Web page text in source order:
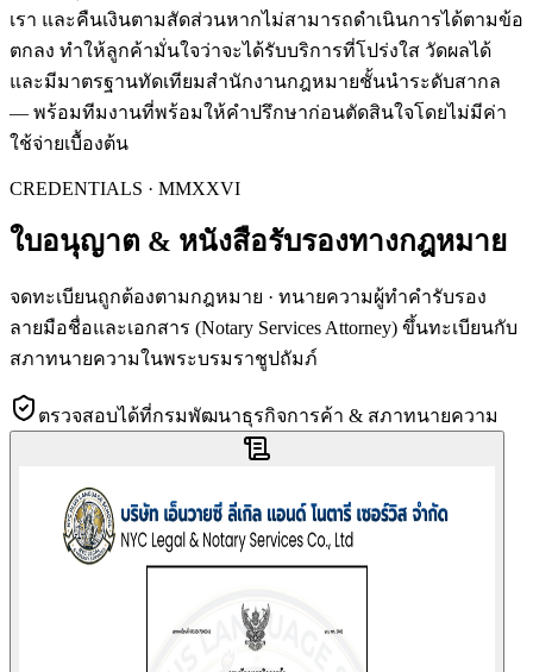
เรา และคืนเงินตามสัดส่วนหากไม่สามารถดำเนินการได้ตามข้อ
ตกลง ทำให้ลูกค้ามั่นใจว่าจะได้รับบริการที่โปร่งใส วัดผลได้
และมีมาตรฐานทัดเทียมสำนักงานกฎหมายชั้นนำระดับสากล
— พร้อมทีมงานที่พร้อมให้คำปรึกษาก่อนตัดสินใจโดยไม่มีค่า
ใช้จ่ายเบื้องต้น
CREDENTIALS · MMXXVI
ใบอนุญาต & หนังสือรับรองทางกฎหมาย
จดทะเบียนถูกต้องตามกฎหมาย · ทนายความผู้ทำคำรับรอง
ลายมือชื่อและเอกสาร (Notary Services Attorney) ขึ้นทะเบียนกับ
สภาทนายความในพระบรมราชูปถัมภ์
ตรวจสอบได้ที่กรมพัฒนาธุรกิจการค้า & สภาทนายความ